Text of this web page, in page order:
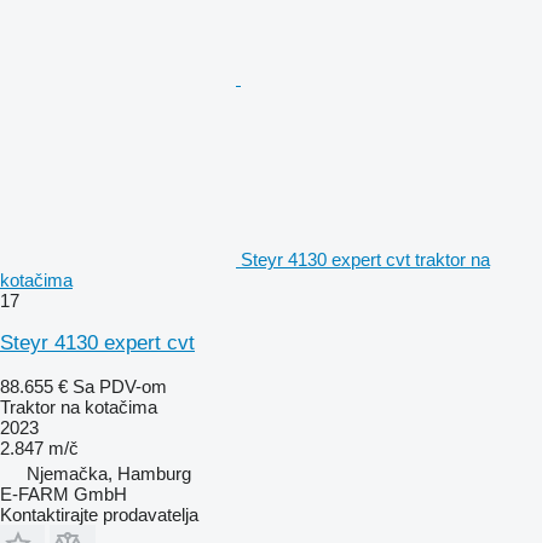
Steyr 4130 expert cvt traktor na
kotačima
17
Steyr 4130 expert cvt
88.655 € Sa PDV-om
Traktor na kotačima
2023
2.847 m/č
Njemačka, Hamburg
E-FARM GmbH
Kontaktirajte prodavatelja